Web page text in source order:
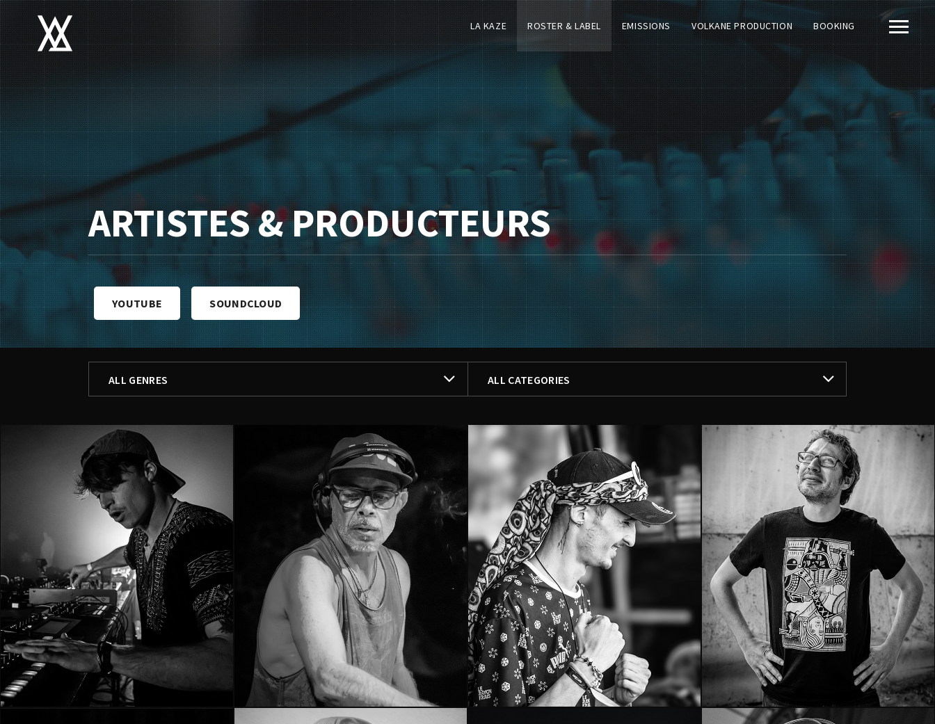
LA KAZE ROSTER & LABEL EMISSIONS VOLKANE PRODUCTION BOOKING
ARTISTES & PRODUCTEURS
YOUTUBE SOUNDCLOUD
FILTER BY
ALL GENRES
DEEPHOUSE
ELECTRONIC
LIVE ACT
MELODIC TECHNO
MINIMAL
PROGRESSIVE
PSYTECHNO
TECHNO
FILTER BY
ALL CATEGORIES
DJ
DJ / PRODUCTEUR
LIVE / PRODUCTEUR